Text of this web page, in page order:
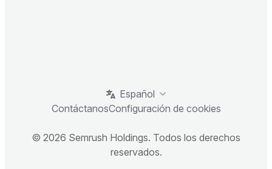
Español
ContáctanosConfiguración de cookies
© 2026 Semrush Holdings. Todos los derechos
reservados.